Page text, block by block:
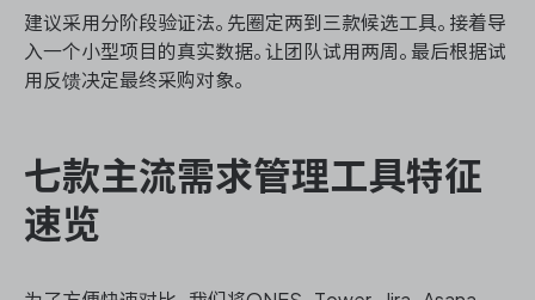
建议采用分阶段验证法。先圈定两到三款候选工具。接着导
入一个小型项目的真实数据。让团队试用两周。最后根据试
用反馈决定最终采购对象。
七款主流需求管理工具特征
速览